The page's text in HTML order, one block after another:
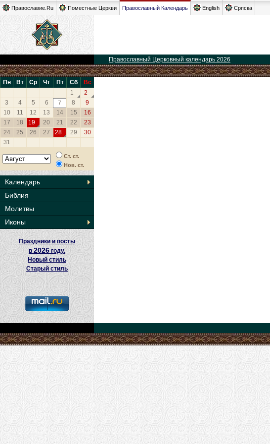
Православие.Ru Поместные Церкви Православный Календарь English Српска
Православный Церковный календарь 2026
Пн Вт Ср Чт Пт Сб
Вс
1
2
3
4 5 6 7 8
9
10
11 12 13 14 15
16
17
18 19 20 21 22
23
24
25 26 27 28 29
30
31
Ст. ст.
Нов. ст.
Календарь
Библия
Молитвы
Иконы
Праздники и посты
в2026 году.
Новый стиль
Старый стиль